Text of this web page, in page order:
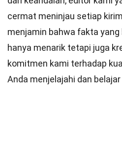
cermat meninjau setiap
menjamin bahwa fakta
hanya menarik tetapi juga
komitmen kami terhadap
Anda menjelajahi dan